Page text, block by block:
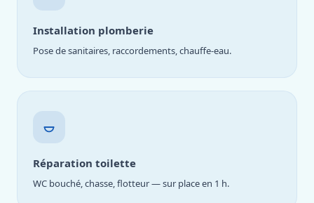
Installation plomberie
Pose de sanitaires, raccordements, chauffe-eau.
Réparation toilette
WC bouché, chasse, flotteur — sur place en 1 h.